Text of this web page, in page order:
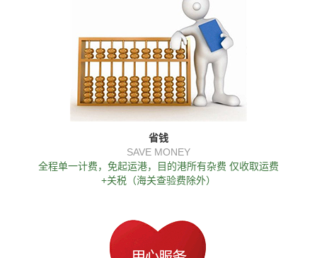
省钱
SAVE MONEY
全程单一计费，免起运港，目的港所有杂费 仅收取运费
+关税（海关查验费除外）